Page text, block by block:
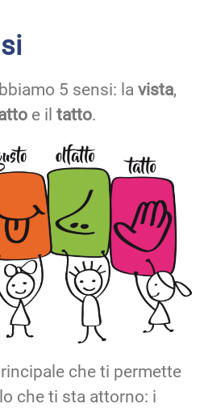
5 sensi: la vista,
e il tatto.
che ti permette
che ti sta attorno: i